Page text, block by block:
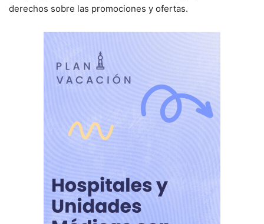
derechos sobre las promociones y ofertas.